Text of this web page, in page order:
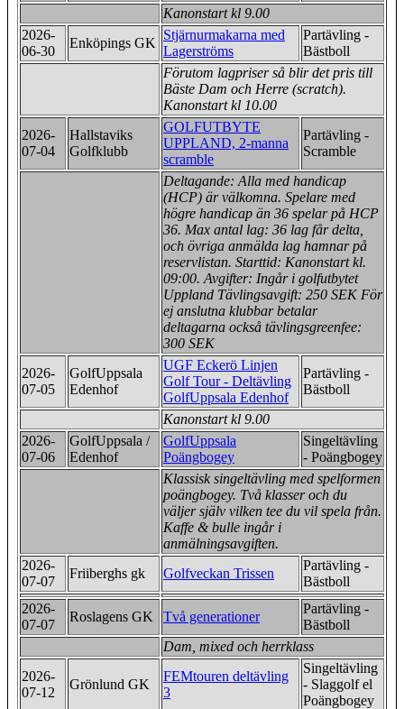
Kanonstart kl 9.00
2026-
06-30
Enköpings GK
Stjärnurmakarna med
Lagerströms
Partävling -
Bästboll
Förutom lagpriser så blir det pris till
Bäste Dam och Herre (scratch).
Kanonstart kl 10.00
2026-
07-04
Hallstaviks
Golfklubb
GOLFUTBYTE
UPPLAND, 2-manna
scramble
Partävling -
Scramble
Deltagande: Alla med handicap
(HCP) är välkomna. Spelare med
högre handicap än 36 spelar på HCP
36. Max antal lag: 36 lag får delta,
och övriga anmälda lag hamnar på
reservlistan. Starttid: Kanonstart kl.
09:00. Avgifter: Ingår i golfutbytet
Uppland Tävlingsavgift: 250 SEK För
ej anslutna klubbar betalar
deltagarna också tävlingsgreenfee:
300 SEK
2026-
07-05
GolfUppsala
Edenhof
UGF Eckerö Linjen
Golf Tour - Deltävling
GolfUppsala Edenhof
Partävling -
Bästboll
Kanonstart kl 9.00
2026-
07-06
GolfUppsala /
Edenhof
GolfUppsala
Poängbogey
Singeltävling
- Poängbogey
Klassisk singeltävling med spelformen
poängbogey. Två klasser och du
väljer själv vilken tee du vil spela från.
Kaffe & bulle ingår i
anmälningsavgiften.
2026-
07-07
Friiberghs gk Golfveckan Trissen
Partävling -
Bästboll
2026-
07-07
Roslagens GK Två generationer
Partävling -
Bästboll
Dam, mixed och herrklass
2026-
07-12
Grönlund GK
FEMtouren deltävling
3
Singeltävling
- Slaggolf el
Poängbogey